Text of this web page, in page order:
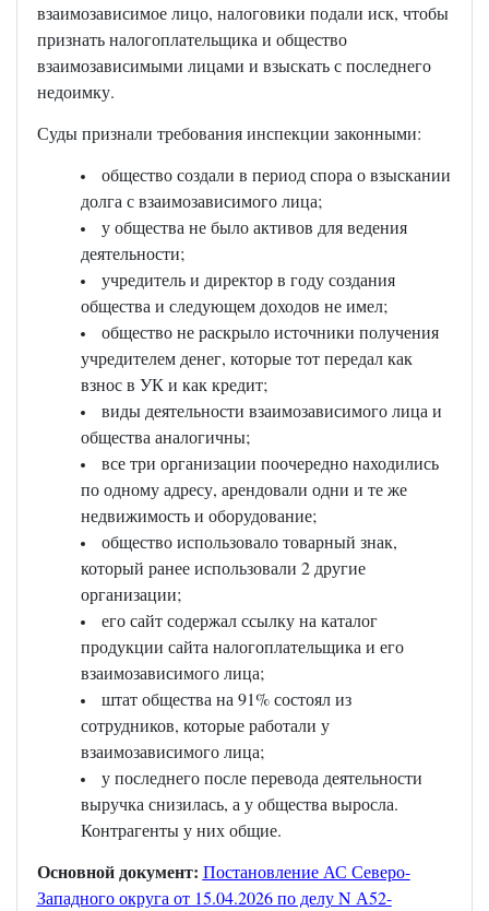
взаимозависимое лицо, налоговики подали иск, чтобы
признать налогоплательщика и общество
взаимозависимыми лицами и взыскать с последнего
недоимку.
Суды признали требования инспекции законными:
общество создали в период спора о взыскании
долга с взаимозависимого лица;
у общества не было активов для ведения
деятельности;
учредитель и директор в году создания
общества и следующем доходов не имел;
общество не раскрыло источники получения
учредителем денег, которые тот передал как
взнос в УК и как кредит;
виды деятельности взаимозависимого лица и
общества аналогичны;
все три организации поочередно находились
по одному адресу, арендовали одни и те же
недвижимость и оборудование;
общество использовало товарный знак,
который ранее использовали 2 другие
организации;
его сайт содержал ссылку на каталог
продукции сайта налогоплательщика и его
взаимозависимого лица;
штат общества на 91% состоял из
сотрудников, которые работали у
взаимозависимого лица;
у последнего после перевода деятельности
выручка снизилась, а у общества выросла.
Контрагенты у них общие.
Основной документ: Постановление АС Северо-
Западного округа от 15.04.2026 по делу N А52-